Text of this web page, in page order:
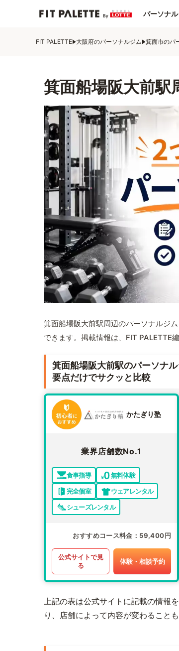
パーソナ
FIT PALETTE 大阪府のパーソナルジム 箕面市のパ
箕面船場阪大前
箕面船場阪大前駅周辺のパーソナルジ
できます。掲載情報は、FIT PALETTE
箕面船場阪大前駅のパーソナ
要点だけでサクッと比較
かたぎり塾
業界店舗数No.1
食事指導
無料体験
完全個室
ウェアレンタル
シューズレンタル
おすすめコース料金 59,400円
公式サイトで見
る
体験・相談予約
上記の表は公式サイトに記載の情報
り、店舗によって内容が変わること